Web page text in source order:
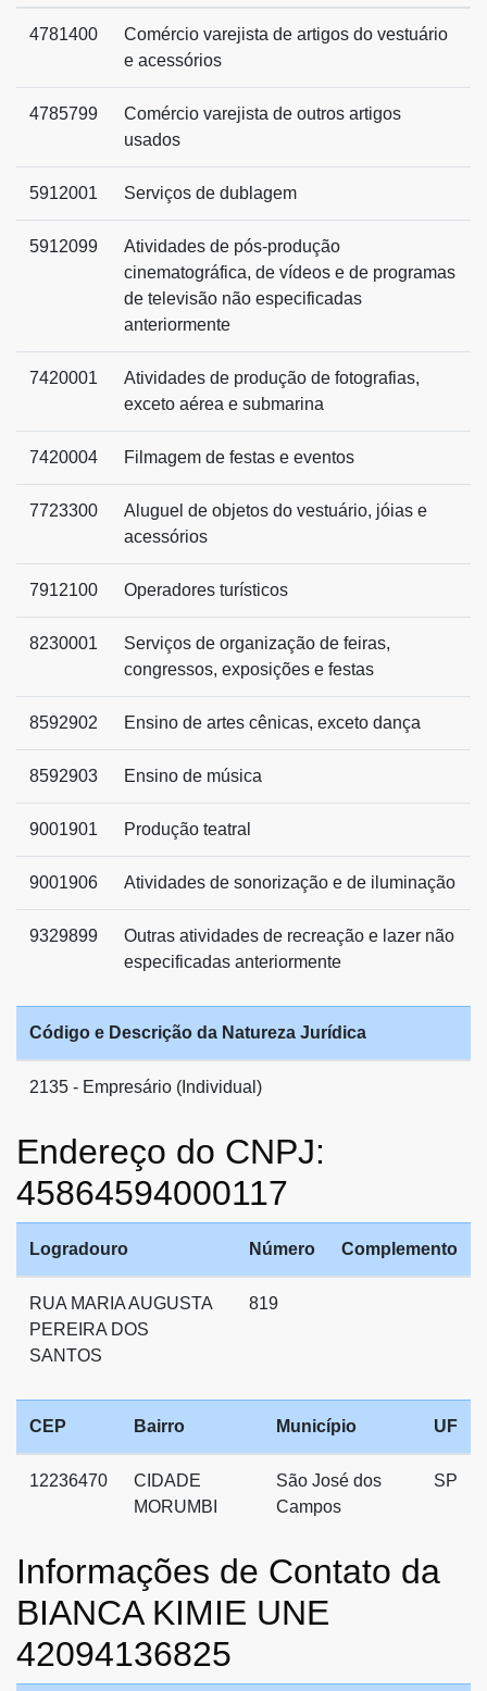
4781400
Comércio varejista de artigos do vestuário
e acessórios
4785799
Comércio varejista de outros artigos
usados
5912001 Serviços de dublagem
5912099
Atividades de pós-produção
cinematográfica, de vídeos e de programas
de televisão não especificadas
anteriormente
7420001
Atividades de produção de fotografias,
exceto aérea e submarina
7420004 Filmagem de festas e eventos
7723300
Aluguel de objetos do vestuário, jóias e
acessórios
7912100 Operadores turísticos
8230001
Serviços de organização de feiras,
congressos, exposições e festas
8592902 Ensino de artes cênicas, exceto dança
8592903 Ensino de música
9001901 Produção teatral
9001906 Atividades de sonorização e de iluminação
9329899
Outras atividades de recreação e lazer não
especificadas anteriormente
Código e Descrição da Natureza Jurídica
2135 - Empresário (Individual)
Endereço do CNPJ:
45864594000117
Logradouro Número Complemento
RUA MARIA AUGUSTA
PEREIRA DOS
SANTOS
819
CEP Bairro Município UF
12236470
CIDADE
MORUMBI
São José dos
Campos
SP
Informações de Contato da
BIANCA KIMIE UNE
42094136825